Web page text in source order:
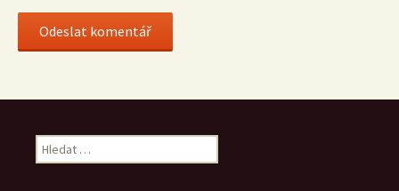
Vyhledávání